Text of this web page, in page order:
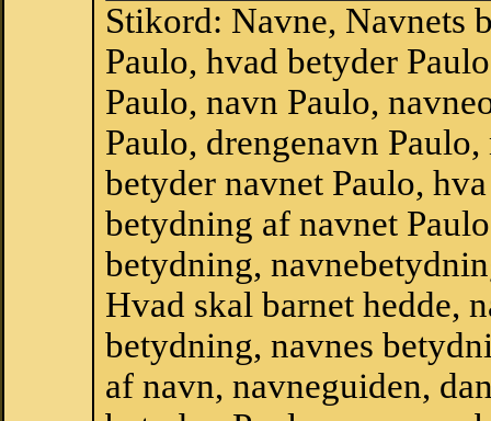
Stikord: Navne, Navnets
Paulo, hvad betyder
Paulo, navn Paulo,
Paulo, drengenavn
betyder navnet Paulo,
betydning af navnet
betydning,
Hvad skal barnet hedde,
betydning, navnes
af navn, navneguiden,